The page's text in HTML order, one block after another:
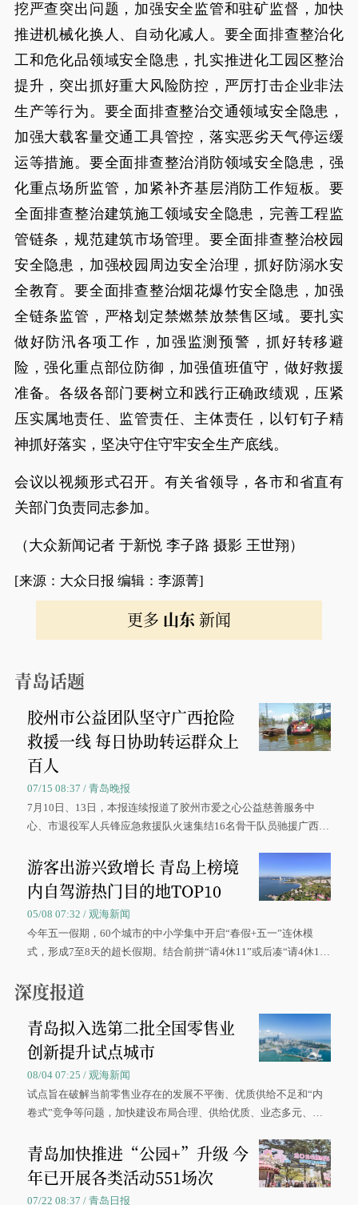
挖严查突出问题，加强安全监管和驻矿监督，加快
推进机械化换人、自动化减人。要全面排查整治化
工和危化品领域安全隐患，扎实推进化工园区整治
提升，突出抓好重大风险防控，严厉打击企业非法
生产等行为。要全面排查整治交通领域安全隐患，
加强大载客量交通工具管控，落实恶劣天气停运缓
运等措施。要全面排查整治消防领域安全隐患，强
化重点场所监管，加紧补齐基层消防工作短板。要
全面排查整治建筑施工领域安全隐患，完善工程监
管链条，规范建筑市场管理。要全面排查整治校园
安全隐患，加强校园周边安全治理，抓好防溺水安
全教育。要全面排查整治烟花爆竹安全隐患，加强
全链条监管，严格划定禁燃禁放禁售区域。要扎实
做好防汛各项工作，加强监测预警，抓好转移避
险，强化重点部位防御，加强值班值守，做好救援
准备。各级各部门要树立和践行正确政绩观，压紧
压实属地责任、监管责任、主体责任，以钉钉子精
神抓好落实，坚决守住守牢安全生产底线。
会议以视频形式召开。有关省领导，各市和省直有
关部门负责同志参加。
（大众新闻记者 于新悦 李子路 摄影 王世翔）
[来源：大众日报 编辑：李源菁]
更多 山东 新闻
青岛话题
胶州市公益团队坚守广西抢险
救援一线 每日协助转运群众上
百人
07/15 08:37 / 青岛晚报
7月10日、13日，本报连续报道了胶州市爱之心公益慈善服务中
心、市退役军人兵锋应急救援队火速集结16名骨干队员驰援广西灾
游客出游兴致增长 青岛上榜境
内自驾游热门目的地TOP10
05/08 07:32 / 观海新闻
今年五一假期，60个城市的中小学集中开启“春假+五一”连休模
式，形成7至8天的超长假期。结合前拼“请4休11”或后凑“请4休1
深度报道
青岛拟入选第二批全国零售业
创新提升试点城市
08/04 07:25 / 观海新闻
试点旨在破解当前零售业存在的发展不平衡、优质供给不足和“内
卷式”竞争等问题，加快建设布局合理、供给优质、业态多元、智
青岛加快推进“公园+”升级 今
年已开展各类活动551场次
07/22 08:37 / 青岛日报